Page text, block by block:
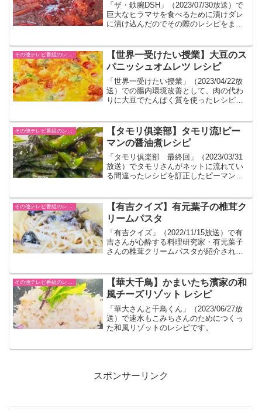
「ザ・鉄腕DSH」（2023/07/30放送）で
巨大なヒラマサを食べるために漬けダレ
に漬け込んだのでその際のレシピをまと
思います。
その他テレビ番組のレシピ
【世界一受けたい授業】大豆のス
パニッシュオムレツ レシピ
「世界一受けたい授業」（2023/04/22放
送）での腸内環境改善として、肉の代わ
りに大豆でたんぱく質を使ったレシピが
す。
【タモリ俱楽部】タモリ流!ピー
マンの醤油煮レシピ
「タモリ俱楽部 最終回」（2023/03/31
放送）でタモリさんがネットに流れてい
る間違ったレシピを訂正したピーマン醤
【有吉クイズ】有元葉子の椎茸ク
リームパスタ
「有吉クイズ」（2022/11/15放送）で有
吉さんが心酔する料理研究家・有元葉子
さんの椎茸クリームパスタが紹介された
その他テレビ番組のレシピ
【華大千鳥】かまいたち濱家の和
風チーズリゾット レシピ
「華大さんと千鳥くん」（2023/06/27放
送）で速水もこみちさんのためにつくっ
た和風リゾットのレシピです。
スポンサーリンク